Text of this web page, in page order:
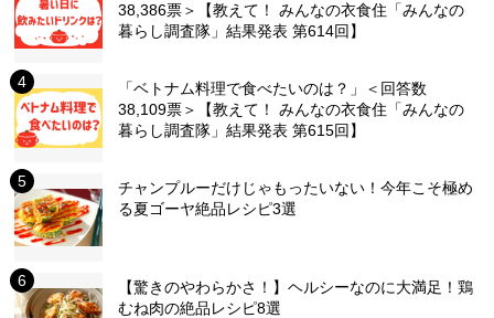
38,386票＞【教えて！ みんなの衣食住「みんなの
暮らし調査隊」結果発表 第614回】
「ベトナム料理で食べたいのは？」＜回答数
38,109票＞【教えて！ みんなの衣食住「みんなの
暮らし調査隊」結果発表 第615回】
チャンプルーだけじゃもったいない！今年こそ極め
る夏ゴーヤ絶品レシピ3選
【驚きのやわらかさ！】ヘルシーなのに大満足！鶏
むね肉の絶品レシピ8選